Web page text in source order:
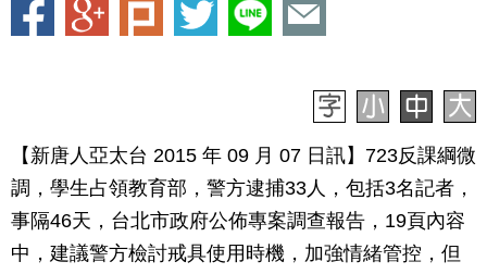
【新唐人亞太台 2015 年 09 月 07 日訊】723反課綱微
調，學生占領教育部，警方逮捕33人，包括3名記者，
事隔46天，台北市政府公佈專案調查報告，19頁內容
中，建議警方檢討戒具使用時機，加強情緒管控，但